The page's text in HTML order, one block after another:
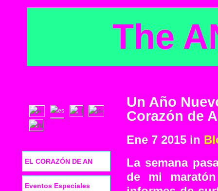
The
Un Año
Corazón de
Ene 7 2015 in
La semana
de mi
EL CORAZÓN DE AN
Eventos Especiales